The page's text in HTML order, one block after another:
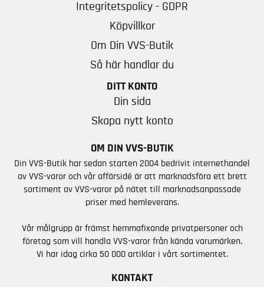
Integritetspolicy - GDPR
Köpvillkor
Om Din VVS-Butik
Så här handlar du
DITT KONTO
Din sida
Skapa nytt konto
OM DIN VVS-BUTIK
Din VVS-Butik har sedan starten 2004 bedrivit internethandel
av VVS-varor och vår affärsidé är att marknadsföra ett brett
sortiment av VVS-varor på nätet till marknadsanpassade
priser med hemleverans.
Vår målgrupp är främst hemmafixande privatpersoner och
företag som vill handla VVS-varor från kända varumärken.
Vi har idag cirka 50 000 artiklar i vårt sortimentet.
KONTAKT